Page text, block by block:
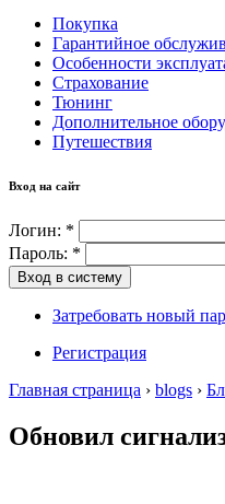
Покупка
Гарантийное
Особенности
Страхование
Тюнинг
Дополнительное
Путешествия
Вход на сайт
Логин: *
Пароль: *
Затребовать новый
Регистрация
Главная страница › blogs ›
Обновил